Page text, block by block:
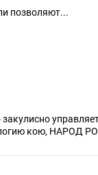
позволяют...
народом , убивая